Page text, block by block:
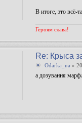
В итоге, это всё-
Героям слава!
Re: Крыса
Odarka_ua »
а дозування